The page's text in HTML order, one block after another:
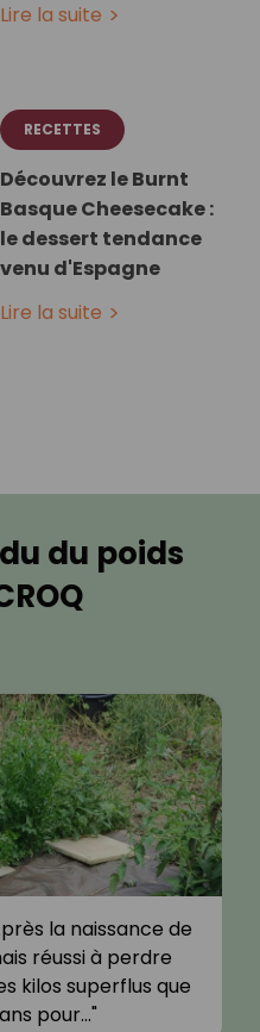
Lire la suite
RECETTES
Découvrez le Burnt
Basque Cheesecake :
le dessert tendance
venu d'Espagne
Lire la suite
du poids
la naissance de
réussi à perdre
kilos superflus que
pour…"